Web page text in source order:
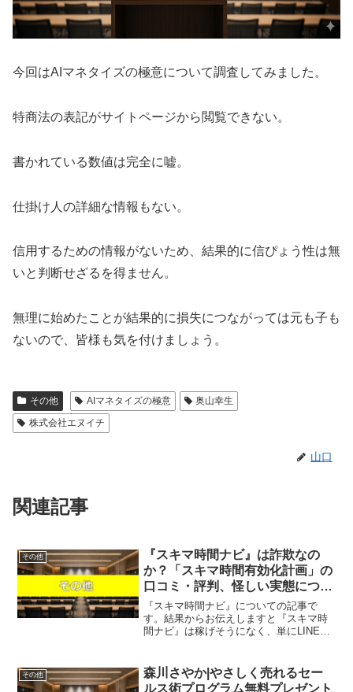
今回はAIマネタイズの極意について調査してみました。
特商法の表記がサイトページから閲覧できない。
書かれている数値は完全に嘘。
仕掛け人の詳細な情報もない。
信用するための情報がないため、結果的に信ぴょう性は無
いと判断せざるを得ません。
無理に始めたことが結果的に損失につながっては元も子も
ないので、皆様も気を付けましょう。
その他 AIマネタイズの極意
奥山幸生
株式会社エヌイチ
山口
関連記事
その他
『スキマ時間ナビ』は詐欺なの
か？「スキマ時間有効化計画」の
口コミ・評判、怪しい実態につい
て徹底解説！
『スキマ時間ナビ』についての記事で
す。結果からお伝えしますと『スキマ時
間ナビ』は稼げそうになく、単にLINEア
なりました。スキマ時間ナビは、スキマ
時間有効化計画というプ...
その他
森川さやか|やさしく売れるセー
ルス術プログラム無料プレゼント